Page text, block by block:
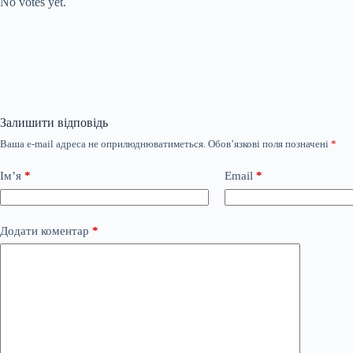
Залишити відповідь
Ваша e-mail адреса не оприлюднюватиметься. Обов’язкові поля позначені *
Ім’я * Email *
Додати коментар *